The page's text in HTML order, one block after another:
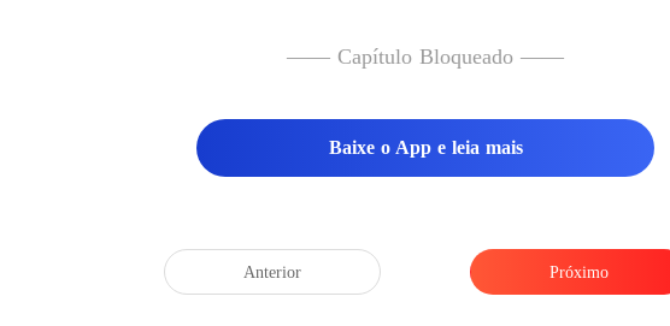
—— Capítulo Bloqueado ——
Baixe o App e leia mais
Anterior Próximo